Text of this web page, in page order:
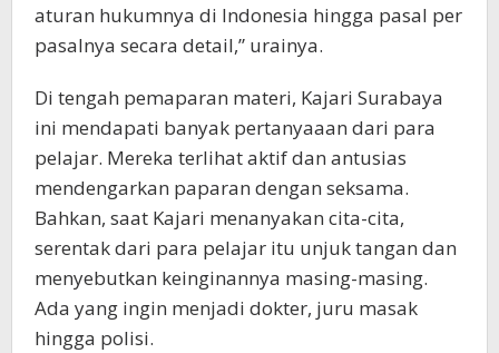
aturan hukumnya di Indonesia hingga pasal per
pasalnya secara detail,” urainya.
Di tengah pemaparan materi, Kajari Surabaya
ini mendapati banyak pertanyaaan dari para
pelajar. Mereka terlihat aktif dan antusias
mendengarkan paparan dengan seksama.
Bahkan, saat Kajari menanyakan cita-cita,
serentak dari para pelajar itu unjuk tangan dan
menyebutkan keinginannya masing-masing.
Ada yang ingin menjadi dokter, juru masak
hingga polisi.